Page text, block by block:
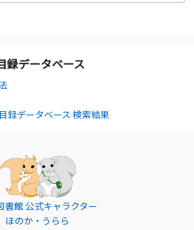
録データベース
録データベース 検索結果
書館 公式キャラクター
ほのか・うらら